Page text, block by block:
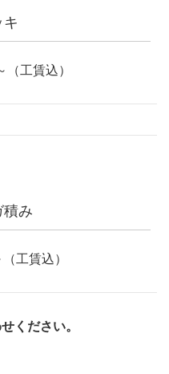
キ
（工賃込）
積み
（工賃込）
ください。